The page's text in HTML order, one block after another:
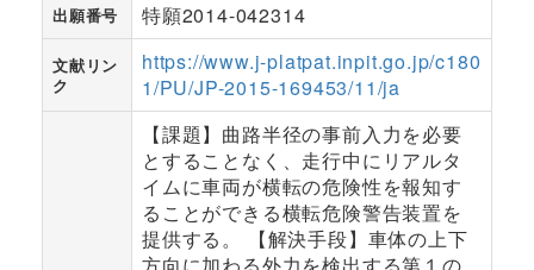
出願番号 特願2014-042314
文献リン
ク
https://www.j-platpat.inpit.go.jp/c180
1/PU/JP-2015-169453/11/ja
【課題】曲路半径の事前入力を必要
とすることなく、走行中にリアルタ
イムに車両が横転の危険性を報知す
ることができる横転危険警告装置を
提供する。 【解決手段】車体の上下